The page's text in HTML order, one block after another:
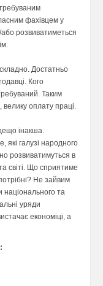
фахівцем у
або розвиватиметься
Достатньо
Кого
Таким
оплату праці.
інакша.
які галузі народного
розвиватимуться в
світі. Що сприятиме
Не зайвим
національного та
уряди
економіці, а